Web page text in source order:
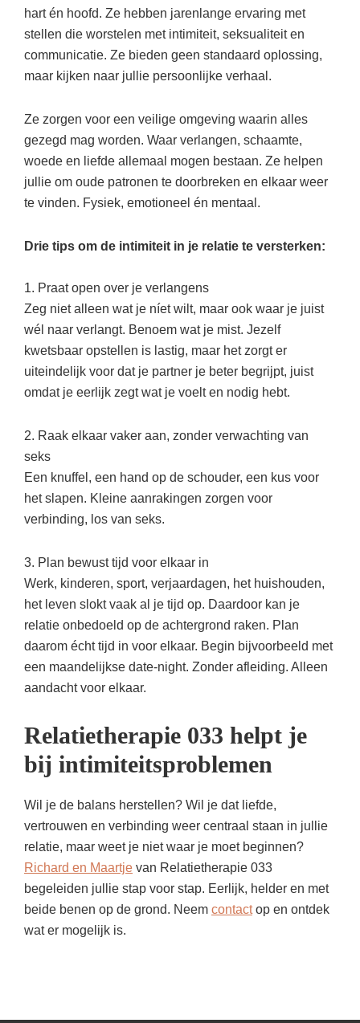
hart én hoofd. Ze hebben jarenlange ervaring met
stellen die worstelen met intimiteit, seksualiteit en
communicatie. Ze bieden geen standaard oplossing,
maar kijken naar jullie persoonlijke verhaal.
Ze zorgen voor een veilige omgeving waarin alles
gezegd mag worden. Waar verlangen, schaamte,
woede en liefde allemaal mogen bestaan. Ze helpen
jullie om oude patronen te doorbreken en elkaar weer
te vinden. Fysiek, emotioneel én mentaal.
Drie tips om de intimiteit in je relatie te versterken:
1. Praat open over je verlangens
Zeg niet alleen wat je níet wilt, maar ook waar je juist
wél naar verlangt. Benoem wat je mist. Jezelf
kwetsbaar opstellen is lastig, maar het zorgt er
uiteindelijk voor dat je partner je beter begrijpt, juist
omdat je eerlijk zegt wat je voelt en nodig hebt.
2. Raak elkaar vaker aan, zonder verwachting van
seks
Een knuffel, een hand op de schouder, een kus voor
het slapen. Kleine aanrakingen zorgen voor
verbinding, los van seks.
3. Plan bewust tijd voor elkaar in
Werk, kinderen, sport, verjaardagen, het huishouden,
het leven slokt vaak al je tijd op. Daardoor kan je
relatie onbedoeld op de achtergrond raken. Plan
daarom écht tijd in voor elkaar. Begin bijvoorbeeld met
een maandelijkse date-night. Zonder afleiding. Alleen
aandacht voor elkaar.
Relatietherapie 033 helpt je
bij intimiteitsproblemen
Wil je de balans herstellen? Wil je dat liefde,
vertrouwen en verbinding weer centraal staan in jullie
relatie, maar weet je niet waar je moet beginnen?
Richard en Maartje van Relatietherapie 033
begeleiden jullie stap voor stap. Eerlijk, helder en met
beide benen op de grond. Neem contactop en ontdek
wat er mogelijk is.